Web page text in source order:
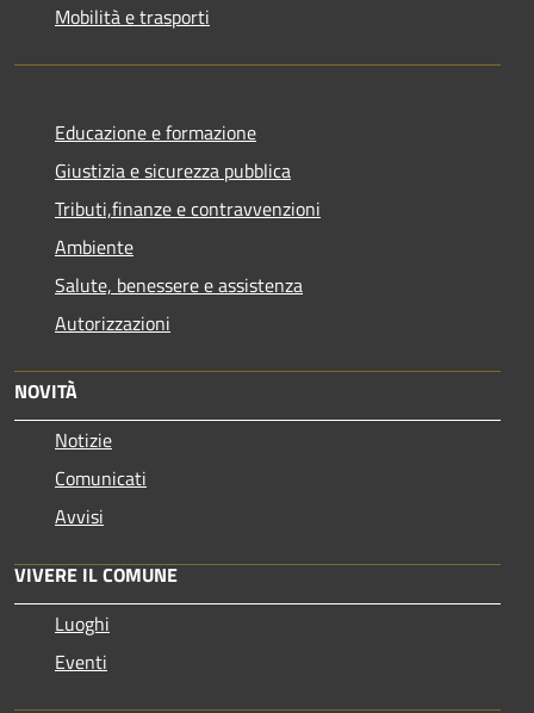
Mobilità e trasporti
Educazione e formazione
Giustizia e sicurezza pubblica
Tributi,finanze e contravvenzioni
Ambiente
Salute, benessere e assistenza
Autorizzazioni
NOVITÀ
Notizie
Comunicati
Avvisi
VIVERE IL COMUNE
Luoghi
Eventi